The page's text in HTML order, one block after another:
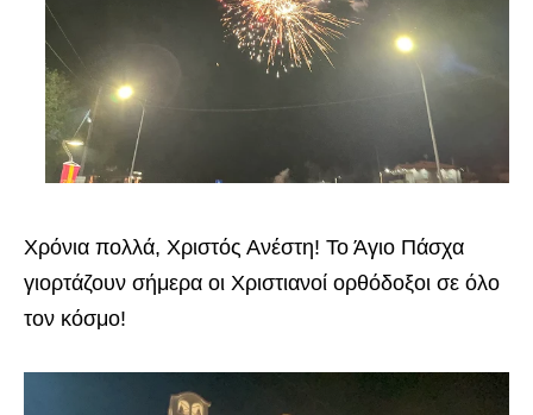
Χρόνια πολλά, Χριστός Ανέστη! Το Άγιο Πάσχα
γιορτάζουν σήμερα οι Χριστιανοί ορθόδοξοι σε όλο
τον κόσμο!